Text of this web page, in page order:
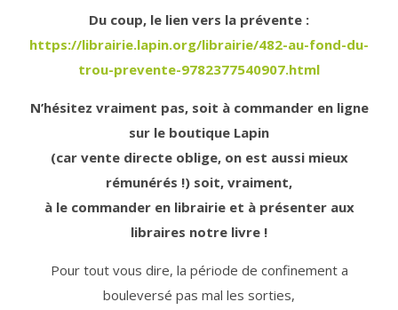
Du coup, le lien vers la prévente :
https://librairie.lapin.org/librairie/482-au-fond-du-
trou-prevente-9782377540907.html
N’hésitez vraiment pas, soit à commander en ligne
sur le boutique Lapin
(car vente directe oblige, on est aussi mieux
rémunérés !) soit, vraiment,
à le commander en librairie et à présenter aux
libraires notre livre !
Pour tout vous dire, la période de confinement a
bouleversé pas mal les sorties,